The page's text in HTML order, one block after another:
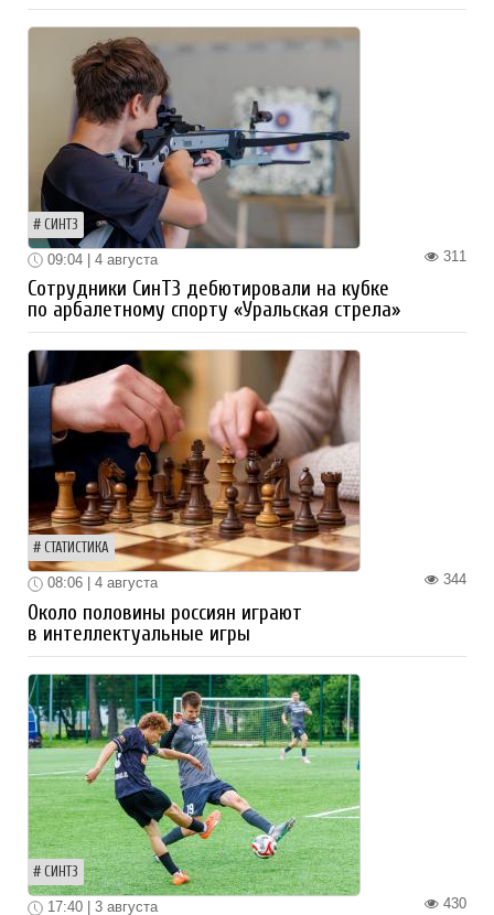
СИНТЗ
311
09:04 | 4 августа
Сотрудники СинТЗ дебютировали на кубке
по арбалетному спорту «Уральская стрела»
СТАТИСТИКА
344
08:06 | 4 августа
Около половины россиян играют
в интеллектуальные игры
СИНТЗ
430
17:40 | 3 августа